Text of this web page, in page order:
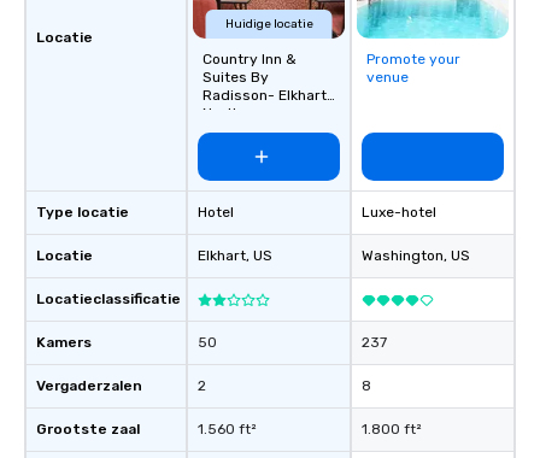
Locatie
Type locatie
Locatie
Locatieclassificatie
Kamers
Vergaderzalen
Grootste zaal
Huidige locatie
Country Inn &
Suites By
Radisson- Elkhart
North
Hotel
Elkhart, US
50
2
1.560 ft²
Promote your
venue
Luxe-hotel
Washington, US
237
8
1.800 ft²